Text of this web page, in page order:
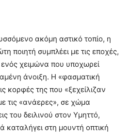
ακόμη αστικό τοπίο, η
ποιητή συμπλέει με τις εποχές,
χειμώνα που υποχωρεί
άνοιξη. Η «φασματική
κορφές της που «ξεχείλιζαν
τις «ανάερες», σε χώμα
του δειλινού στον Υμηττό,
καταλήγει στη μουντή οπτική